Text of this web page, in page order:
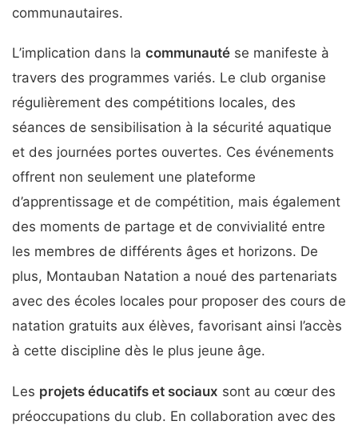
communautaires.
L’implication dans la communauté se manifeste à
travers des programmes variés. Le club organise
régulièrement des compétitions locales, des
séances de sensibilisation à la sécurité aquatique
et des journées portes ouvertes. Ces événements
offrent non seulement une plateforme
d’apprentissage et de compétition, mais également
des moments de partage et de convivialité entre
les membres de différents âges et horizons. De
plus, Montauban Natation a noué des partenariats
avec des écoles locales pour proposer des cours de
natation gratuits aux élèves, favorisant ainsi l’accès
à cette discipline dès le plus jeune âge.
Les projets éducatifs et sociaux sont au cœur des
préoccupations du club. En collaboration avec des